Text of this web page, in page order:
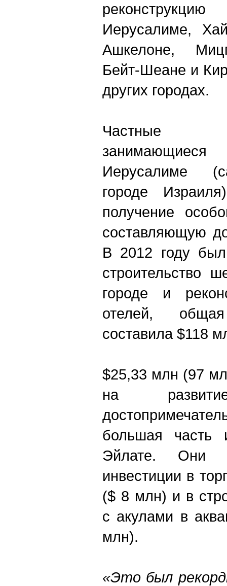
Иерусалиме,
Ашкелоне,
Бейт-Шеане и
других городах.
Частные
занимающиеся
Иерусалиме
городе
получение
составляющую
В 2012 году
строительство
городе и
отелей,
составила $118
$25,33 млн (97
на
большая часть
Эйлате. Они
инвестиции в
($ 8 млн) и в
с акулами в
млн).
«Это был